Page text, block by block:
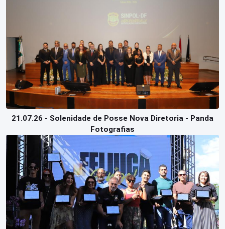
Login
21.07.26 - Solenidade de Posse Nova Diretoria - Panda
Fotografias